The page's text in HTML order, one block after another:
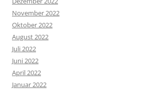
November 2022
Oktober 2022
August 2022
Juli 2022
Juni 2022
April 2022
Januar 2022